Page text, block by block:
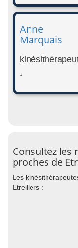
Anne
Marquais
*
Consultez les
proches de
Les
Etreillers :